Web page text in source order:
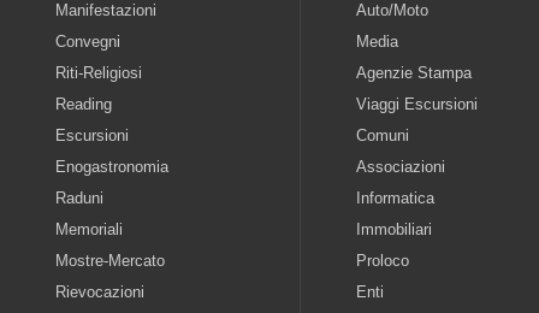
Manifestazioni
Convegni
Riti-Religiosi
Reading
Escursioni
Enogastronomia
Raduni
Memoriali
Mostre-Mercato
Rievocazioni
Auto/Moto
Media
Agenzie Stampa
Viaggi Escursioni
Comuni
Associazioni
Informatica
Immobiliari
Proloco
Enti